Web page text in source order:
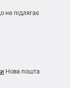
не підлягає
Нова пошта